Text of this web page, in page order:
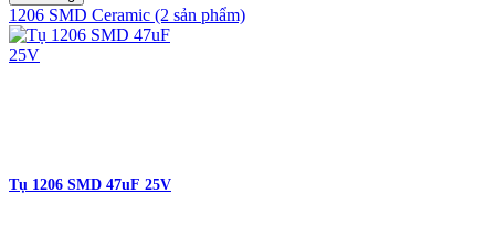
1206 SMD Ceramic (2 sản phẩm)
Tụ 1206 SMD 47uF 25V